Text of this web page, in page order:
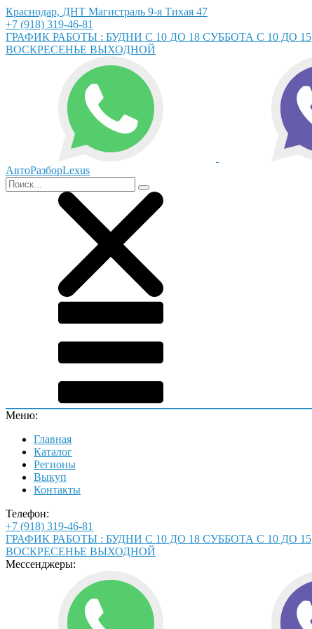
Краснодар, ДНТ Магистраль 9-я Тихая 47
+7 (918) 319-46-81
ГРАФИК РАБОТЫ : БУДНИ С 10 ДО 18 СУББОТА С 10 ДО 15
ВОСКРЕСЕНЬЕ ВЫХОДНОЙ
АвтоРазборLexus
Меню:
Главная
Каталог
Регионы
Выкуп
Контакты
Телефон:
+7 (918) 319-46-81
ГРАФИК РАБОТЫ : БУДНИ С 10 ДО 18 СУББОТА С 10 ДО 15
ВОСКРЕСЕНЬЕ ВЫХОДНОЙ
Мессенджеры: